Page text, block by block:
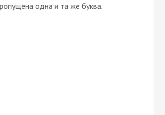
одна и та же буква.